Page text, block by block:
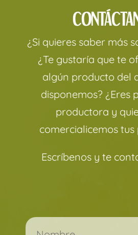
¿Si quieres saber más
¿Te gustaría que te
algún producto del
disponemos? ¿Eres
productora y
comercialicemos tus
Escríbenos y te
Por favor, deja este campo